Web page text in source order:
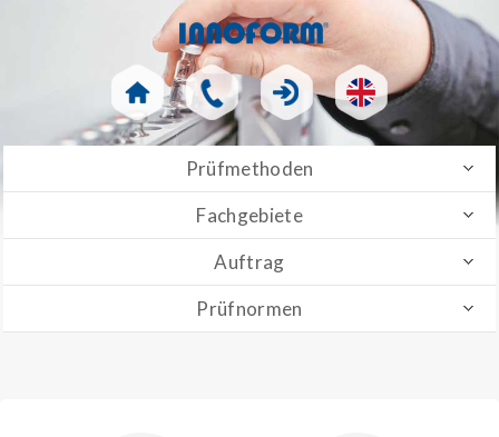
Prüfmethoden
Fachgebiete
Auftrag
Prüfnormen